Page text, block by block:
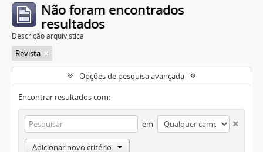
Não foram encontrados
resultados
Descrição arquivística
Revista
Opções de pesquisa avançada
Encontrar resultados com:
em
Adicionar novo critério